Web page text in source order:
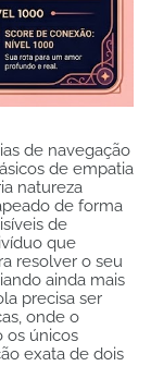
de navegação
de empatia
natureza
de forma
de
que
resolver o seu
ainda mais
precisa ser
onde o
os únicos
exata de dois